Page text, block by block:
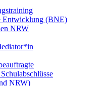
Entwicklung (BNE)
NRW
NRW)